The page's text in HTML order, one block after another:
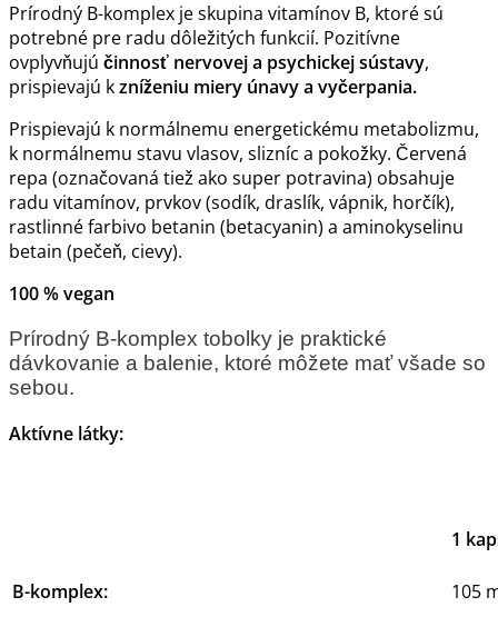
Prírodný B-komplex je skupina vitamínov B, ktoré sú
potrebné pre radu dôležitých funkcií. Pozitívne
ovplyvňujú činnosť nervovej a psychickej sústavy,
prispievajú kzníženiu miery únavy a vyčerpania.
Prispievajú k normálnemu energetickému metabolizmu,
k normálnemu stavu vlasov, slizníc a pokožky. Červená
repa (označovaná tiež ako super potravina) obsahuje
radu vitamínov, prvkov (sodík, draslík, vápnik, horčík),
rastlinné farbivo betanin (betacyanin) a aminokyselinu
betain (pečeň, cievy).
100 % vegan
Prírodný B-komplex tobolky je praktické
dávkovanie a balenie, ktoré môžete mať všade so
sebou.
Aktívne látky:
1
B-komplex:
105